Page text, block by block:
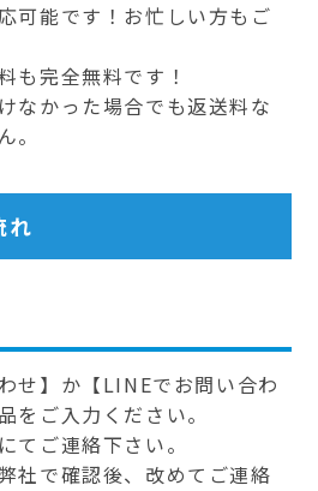
可能です！お忙しい方もご
も完全無料です！
なかった場合でも返送料な
。
れ
せ】か【LINEでお問い合わ
をご入力ください。
てご連絡下さい。
社で確認後、改めてご連絡